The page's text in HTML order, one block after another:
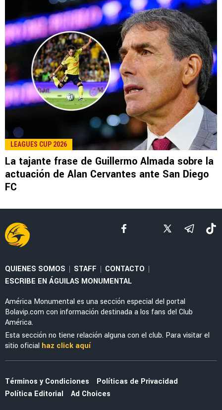
LEE TAMBIÉN
LEAGUES CUP 2026
América vs. Portland Timbers: dónde ver EN
VIVO la Leagues Cup 2026